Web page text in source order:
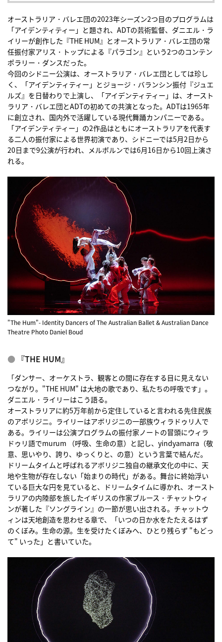
オーストラリア・バレエ団の2023年シーズン2つ目のプログラムは
「アイデンティティー」と題され、ADTの芸術監督、ダニエル・ラ
イリーが創作した『THE HUM』とオーストラリア・バレエ団の常
任振付家アリス・トップによる『パラゴン』という2つのコンテン
ポラリー・ダンスだった。
今回のシドニー公演は、オーストラリア・バレエ団としては珍し
く、「アイデンティティー」とジョージ・バランシン振付『ジュエ
ルズ』を日替わりで上演し、「アイデンティティー」は、オースト
ラリア・バレエ団とADTの初めての共演となった。ADTは1965年
に創立され、国内外で活躍している現代舞踊カンパニーである。
「アイデンティティー」の2作品はともにオーストラリアを代表す
る二人の振付家による世界初演であり、シドニーでは5月2日から
20日まで9公演が行われ、メルボルンでは6月16日から10回上演さ
れる。
"The Hum"- Identity Dancers of The Australian Ballet & Australian Dance
Theatre Photo Daniel Boud
『THE HUM』
「ダンサー、オーケストラ、観客との間に存在する目に見えない
つながり。"THE HUM" は大地の歌であり、私たちの呼吸です」。
ダニエル・ライリーはこう語る。
オーストラリアに約5万年前から定住していると言われる先住民族
のアボリジニ。ライリーはアボリジニの一部族ウィラドゥリ人で
ある。ライリーは公演プログラムの振付家ノートの冒頭にウィラ
ドゥリ語でmurum （呼吸、生命の意）と記し、yindyamarra（敬
意、思いやり、誇り、ゆっくりと、の意）という言葉で結んだ。
ドリームタイムと呼ばれるアボリジニ独自の継承文化の中に、天
地や生物が存在しない「始まりの時代」がある。舞台に終始浮い
ている巨大な円を見ていると、ドリームタイムに導かれ、オースト
ラリアの内陸部を旅したイギリスの作家ブルース・チャットウィ
ンが著した『ソングライン』の一節が思い出される。チャットウ
ィンは天地創造を思わせる章で、「いつの日か水をたたえるはず
のくぼみ。生命の源。生を受けたくぼみへ、ひとり残らず "もどっ
て" いった」と書いていた。